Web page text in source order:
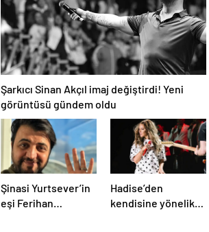
Şarkıcı Sinan Akçıl imaj değiştirdi! Yeni
görüntüsü gündem oldu
Şinasi Yurtsever’in
eşi Ferihan
Hadise’den
kendisine yönelik